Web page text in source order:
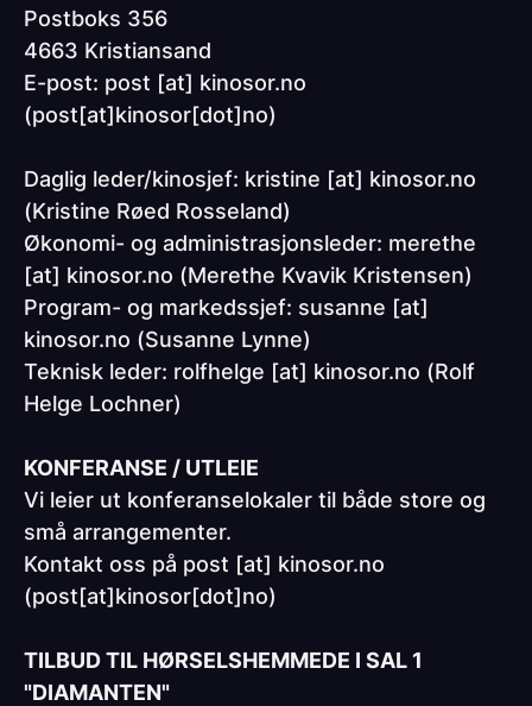
Postboks 356
4663 Kristiansand
E-post: post [at] kinosor.no
(post[at]kinosor[dot]no)
Daglig leder/kinosjef: kristine [at] kinosor.no
(Kristine Røed Rosseland)
Økonomi- og administrasjonsleder: merethe
[at] kinosor.no (Merethe Kvavik Kristensen)
Program- og markedssjef: susanne [at]
kinosor.no (Susanne Lynne)
Teknisk leder: rolfhelge [at] kinosor.no (Rolf
Helge Lochner)
KONFERANSE / UTLEIE
Vi leier ut konferanselokaler til både store og
små arrangementer.
Kontakt oss på post [at] kinosor.no
(post[at]kinosor[dot]no)
TILBUD TIL HØRSELSHEMMEDE I SAL 1
"DIAMANTEN"